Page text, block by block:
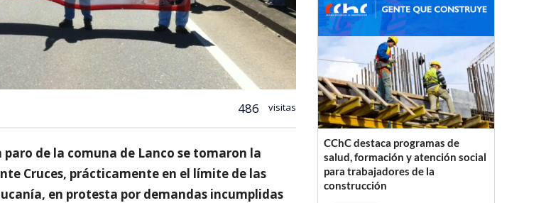
486 visitas
de la comuna de Lanco se tomaron la
Cruces, prácticamente en el límite de las
en protesta por demandas incumplidas
CChC destaca programas de
salud, formación y atención social
para trabajadores de la
construcción